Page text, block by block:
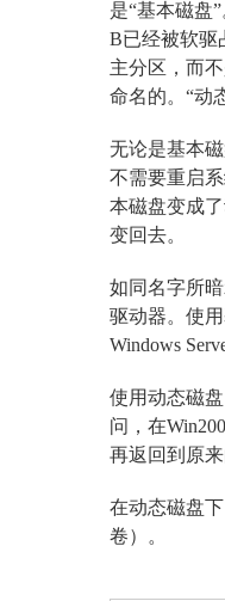
是“基本磁盘
B已经被软驱
主分区，而
命名的。“动
无论是基本
不需要重启
本磁盘变成
变回去。
如同名字所
驱动器。使
Windows
使用动态磁
问，在
再返回到原
在动态磁盘
卷）。